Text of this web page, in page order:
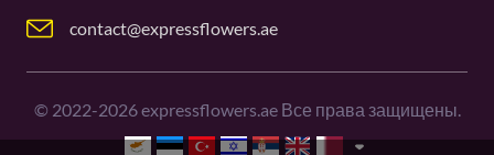
contact@expressflowers.ae
© 2022-2026expressflowers.ae Все права защищены.